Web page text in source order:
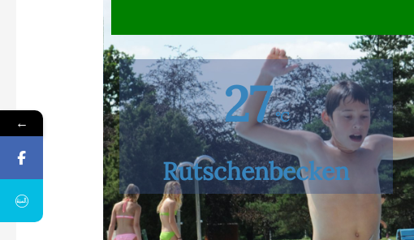
27°C
Rutschenbecken
←